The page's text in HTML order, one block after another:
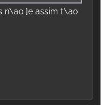
n\ao ]e assim t\ao